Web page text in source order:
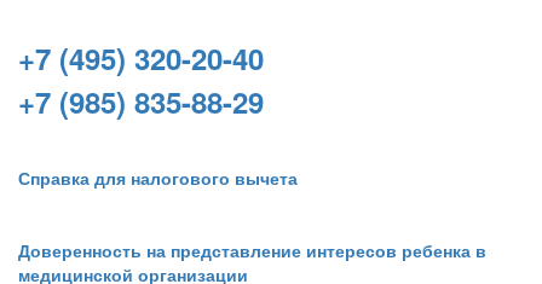
+7 (495) 320-20-40
+7 (985) 835-88-29
Справка для налогового вычета
Доверенность на представление интересов ребенка в
медицинской организации